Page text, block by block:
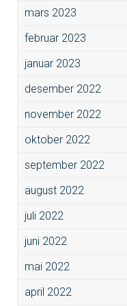
mars 2023
februar 2023
januar 2023
desember 2022
november 2022
oktober 2022
september 2022
august 2022
juli 2022
juni 2022
mai 2022
april 2022